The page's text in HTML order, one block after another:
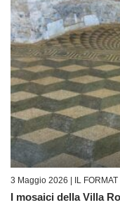
3 Maggio 2026 | IL FORMAT
I mosaici della Villa